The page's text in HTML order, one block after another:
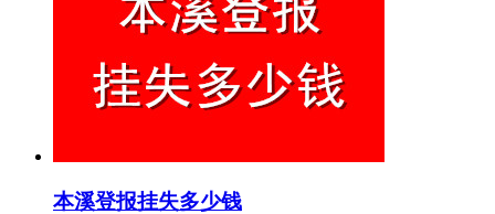
本溪登报挂失多少钱